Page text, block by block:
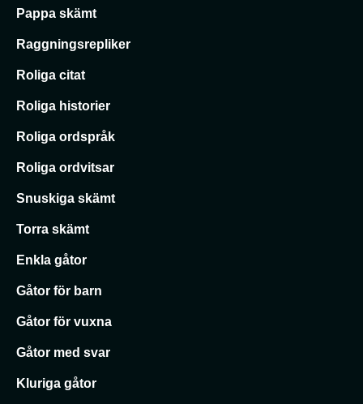
Pappa skämt
Raggningsrepliker
Roliga citat
Roliga historier
Roliga ordspråk
Roliga ordvitsar
Snuskiga skämt
Torra skämt
Enkla gåtor
Gåtor för barn
Gåtor för vuxna
Gåtor med svar
Kluriga gåtor